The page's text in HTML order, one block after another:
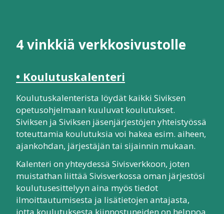
4 vinkkiä verkkosivustolle
• Koulutuskalenteri
Koulutuskalenterista löydät kaikki Siviksen
opetusohjelmaan kuuluvat koulutukset.
Siviksen ja Siviksen jäsenjärjestöjen yhteistyössä
toteuttamia koulutuksia voi hakea esim. aiheen,
ajankohdan, järjestäjän tai sijainnin mukaan.
Kalenteri on yhteydessä Sivisverkkoon, joten
muistathan liittää Sivisverkossa oman järjestösi
koulutusesittelyyn aina myös tiedot
ilmoittautumisesta ja lisätietojen antajasta,
jotta koulutuksesta kiinnostuneiden on helppoa